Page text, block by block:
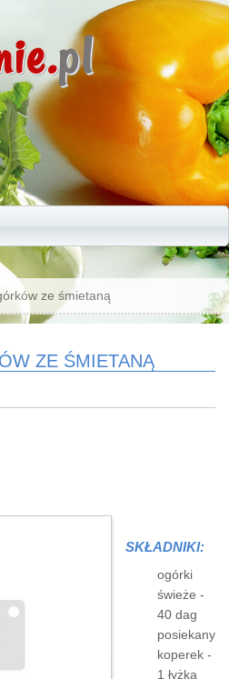
pl
ze śmietaną
ZE ŚMIETANĄ
SKŁADNIKI:
ogórki
świeże -
40 dag
posiekany
koperek -
1 łyżka